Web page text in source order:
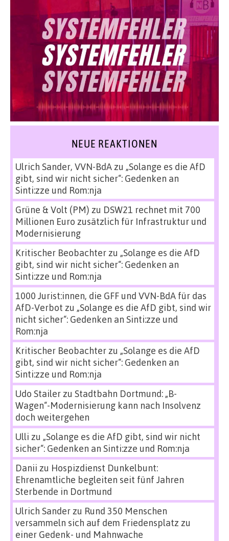
NEUE REAKTIONEN
Ulrich Sander, VVN-BdAzu „Solange es die AfD
gibt, sind wir nicht sicher“: Gedenken an
Sinti:zze und Rom:nja
Grüne & Volt (PM) zu DSW21 rechnet mit 700
Millionen Euro zusätzlich für Infrastruktur und
Modernisierung
Kritischer Beobachterzu „Solange es die AfD
gibt, sind wir nicht sicher“: Gedenken an
Sinti:zze und Rom:nja
1000 Jurist:innen, die GFF und VVN-BdA für das
AfD-Verbot zu „Solange es die AfD gibt, sind wir
nicht sicher“: Gedenken an Sinti:zze und
Rom:nja
Kritischer Beobachterzu „Solange es die AfD
gibt, sind wir nicht sicher“: Gedenken an
Sinti:zze und Rom:nja
Udo Stailerzu Stadtbahn Dortmund: „B-
Wagen“-Modernisierung kann nach Insolvenz
doch weitergehen
Ulli zu „Solange es die AfD gibt, sind wir nicht
sicher“: Gedenken an Sinti:zze und Rom:nja
Danii zu Hospizdienst Dunkelbunt:
Ehrenamtliche begleiten seit fünf Jahren
Sterbende in Dortmund
Ulrich Sanderzu Rund 350 Menschen
versammeln sich auf dem Friedensplatz zu
einer Gedenk- und Mahnwache